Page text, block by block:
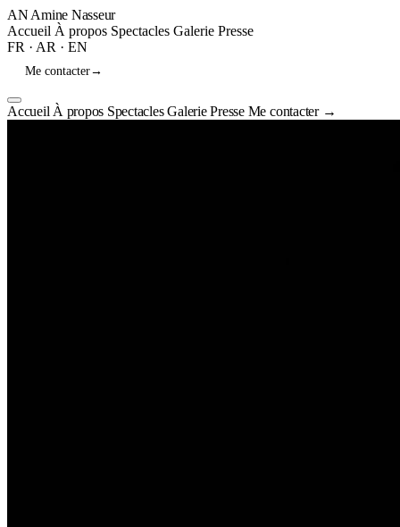
AN Amine Nasseur
Accueil À propos Spectacles Galerie Presse
FR · AR · EN
Me contacter→
Accueil À propos SpectaclesGaleriePresse Me contacter →